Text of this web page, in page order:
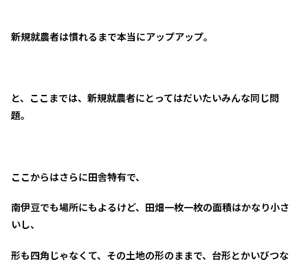
新規就農者は慣れるまで本当にアップアップ。
と、ここまでは、新規就農者にとってはだいたいみんな同じ問
題。
ここからはさらに田舎特有で、
南伊豆でも場所にもよるけど、田畑一枚一枚の面積はかなり小さ
いし、
形も四角じゃなくて、その土地の形のままで、台形とかいびつな